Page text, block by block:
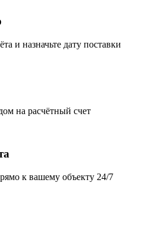
и назначьте дату поставки
на расчётный счет
к вашему объекту 24/7